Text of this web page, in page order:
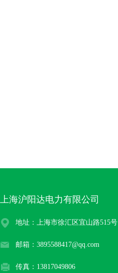
上海沪阳达电力有限公司
地址：上海市徐汇区宜山路515号
邮箱：3895588417@qq.com
传真：13817049806